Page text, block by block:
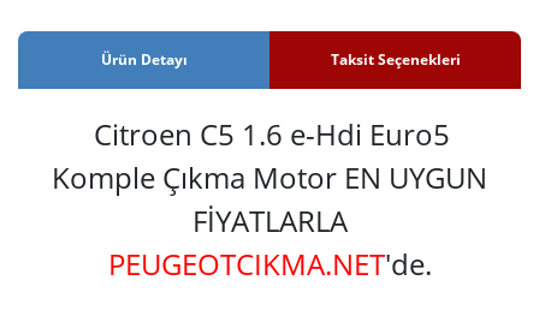
Ürün Detayı Taksit Seçenekleri
Citroen C5 1.6 e-Hdi Euro5
Komple Çıkma Motor EN UYGUN
FİYATLARLA
PEUGEOTCIKMA.NET'de.